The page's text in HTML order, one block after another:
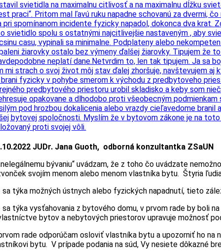
svietidla na maximalnu citlivosť a na maximalnu dĺžku
praci“. Pritom mal ľavú ruku napadne schovanú za dvermi,
pri spomínanom incidente fyzicky napadol, dokonca dva krat.
svietidlo spolu s ostatnými najcitlivejšie nastaveným , aby
casu, vypinali sa minimalne. Podplateny alebo
žiarovky ostalo bez výmeny ďalšej žiarovky. Tipujem že
neplatí dane.Netvrdim to, len tak tipujem. Ja sa
mi strach o svoj život môj stav ďalej zhoršuje, navštevujem
brani fyzicky v pohybe smerom k východu z predbytoveho
predbytového priestoru urobil skladisko a keby som
opakovane a dlhodobo proti všeobecným
pod hrozbou dokalicenia alebo vrazdy cieľavedome
bytovej spoločnosti. Myslím že v bytovom zákone je na
proti svojej vôli.
JUDr. Jana Guoth, odborná konzultantka ZSaUN
bývaniu“ uvádzam, že z toho čo uvádzate
svojím menom alebo menom vlastníka bytu. Štyria
sa týka možných ústnych alebo fyzických napadnutí, tieto
sa týka vysťahovania z bytového domu, v prvom rade by boli
bytov a nebytových priestorov upravuje možnosť
rade odporúčam osloviť vlastníka bytu a upozorniť ho na
bytu. V prípade podania na súd, Vy nesiete dôkazné